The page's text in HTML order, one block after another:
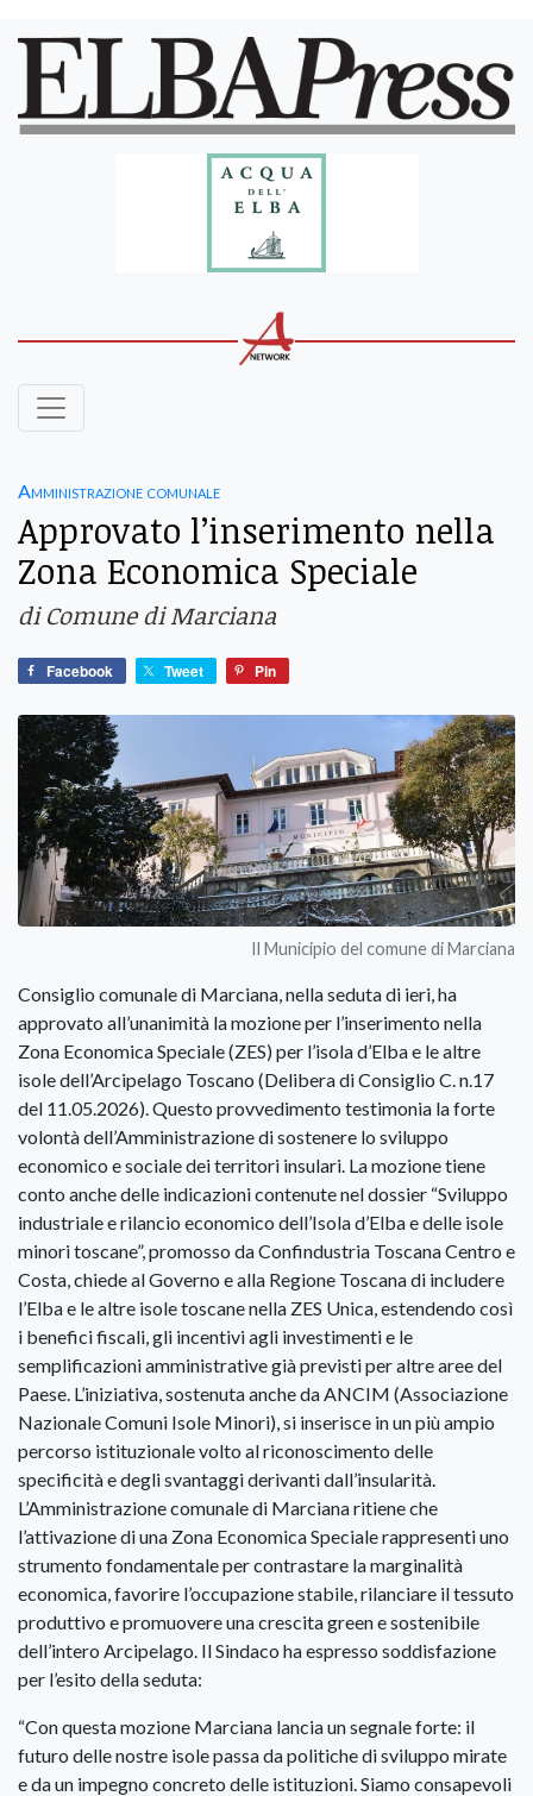
Amministrazione comunale
Approvato l’inserimento nella
Zona Economica Speciale
di Comune di Marciana
Facebook Tweet Pin
Il Municipio del comune di Marciana
Consiglio comunale di Marciana, nella seduta di ieri, ha
approvato all’unanimità la mozione per l’inserimento nella
Zona Economica Speciale (ZES) per l’isola d’Elba e le altre
isole dell’Arcipelago Toscano (Delibera di Consiglio C. n.17
del 11.05.2026). Questo provvedimento testimonia la forte
volontà dell’Amministrazione di sostenere lo sviluppo
economico e sociale dei territori insulari. La mozione tiene
conto anche delle indicazioni contenute nel dossier “Sviluppo
industriale e rilancio economico dell’Isola d’Elba e delle isole
minori toscane”, promosso da Confindustria Toscana Centro e
Costa, chiede al Governo e alla Regione Toscana di includere
l’Elba e le altre isole toscane nella ZES Unica, estendendo così
i benefici fiscali, gli incentivi agli investimenti e le
semplificazioni amministrative già previsti per altre aree del
Paese. L’iniziativa, sostenuta anche da ANCIM (Associazione
Nazionale Comuni Isole Minori), si inserisce in un più ampio
percorso istituzionale volto al riconoscimento delle
specificità e degli svantaggi derivanti dall’insularità.
L’Amministrazione comunale di Marciana ritiene che
l’attivazione di una Zona Economica Speciale rappresenti uno
strumento fondamentale per contrastare la marginalità
economica, favorire l’occupazione stabile, rilanciare il tessuto
produttivo e promuovere una crescita green e sostenibile
dell’intero Arcipelago. Il Sindaco ha espresso soddisfazione
per l’esito della seduta:
“Con questa mozione Marciana lancia un segnale forte: il
futuro delle nostre isole passa da politiche di sviluppo mirate
e da un impegno concreto delle istituzioni. Siamo consapevoli